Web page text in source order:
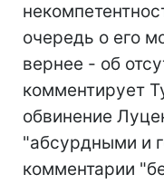
очередь о его
вернее - об
комментирует
обвинение
"абсурдными и
комментарии